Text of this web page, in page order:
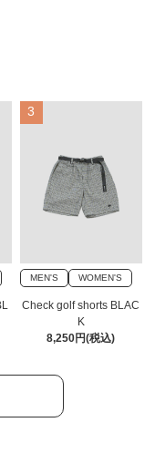
3
MEN'S WOMEN'S
Check golf shorts BLAC
K
8,250円(税込)